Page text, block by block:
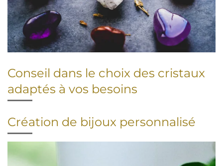
Conseil dans le choix des cristaux
adaptés à vos besoins
Création de bijoux personnalisé